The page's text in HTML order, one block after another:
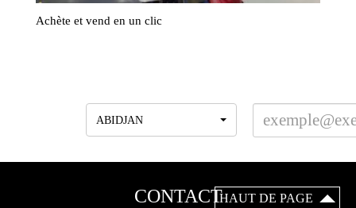
Achète et vend en un clic
ABIDJAN
HAUT DE PAGE
CONTACT